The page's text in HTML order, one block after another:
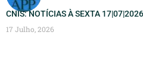
CNIS: NOTÍCIAS À SEXTA 17|07|2026
17 Julho, 2026